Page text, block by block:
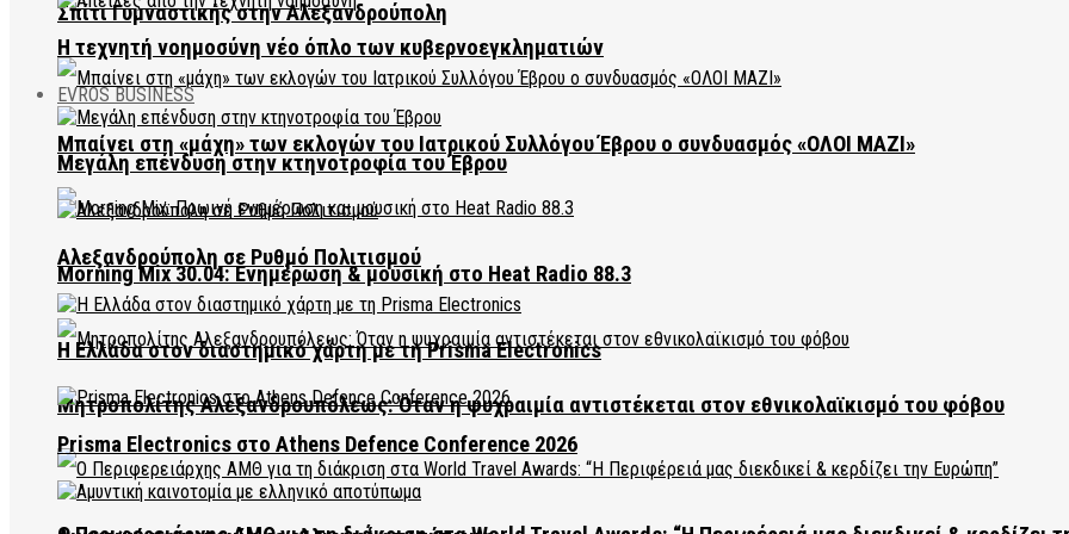
Σπίτι Γυμναστικής στην Αλεξανδρούπολη
Μπαίνει στη «μάχη» των εκλογών του Ιατρικού Συλλόγου Έβρου ο συνδυασμός «ΟΛΟΙ ΜΑΖΙ»
Morning Mix 30.04: Ενημέρωση & μουσική στο Heat Radio 88.3
Μητροπολίτης Αλεξανδρουπόλεως: Όταν η ψυχραιμία αντιστέκεται στον εθνικολαϊκισμό του φόβου
Η τεχνητή νοημοσύνη νέο όπλο των κυβερνοεγκληματιών
EVROS BUSINESS
Μεγάλη επένδυση στην κτηνοτροφία του Έβρου
Αλεξανδρούπολη σε Ρυθμό Πολιτισμού
Η Ελλάδα στον διαστημικό χάρτη με τη Prisma Electronics
Prisma Electronics στο Athens Defence Conference 2026